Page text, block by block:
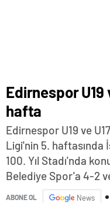
Edirnespor U19
hafta
Edirnespor U19 ve
Ligi'nin 5.
100. Yıl Stadı'nda
Belediye Spor'a 4-2
ABONE OL News